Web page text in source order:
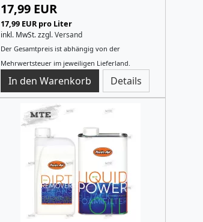
17,99 EUR
17,99 EUR pro Liter
inkl. MwSt.zzgl.Versand
Der Gesamtpreis ist abhängig von der
Mehrwertsteuer im jeweiligen Lieferland.
Details